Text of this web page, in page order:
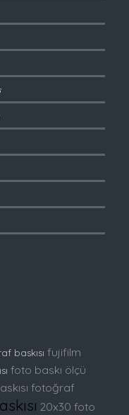
baskısı fujifilm
foto baskı ölçü
fotoğraf
20x30 foto